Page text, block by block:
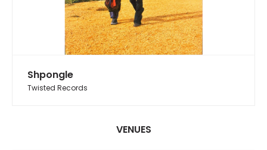
Shpongle
Twisted Records
VENUES